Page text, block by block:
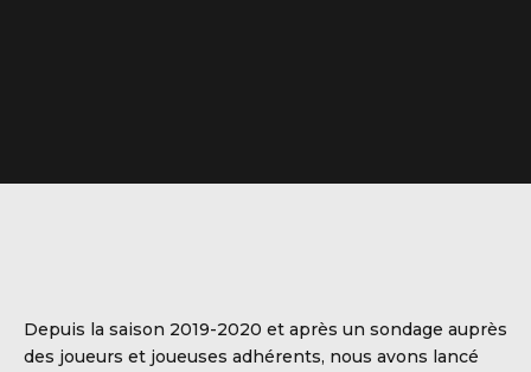
Depuis la saison 2019-2020 et après un sondage auprès
des joueurs et joueuses adhérents, nous avons lancé